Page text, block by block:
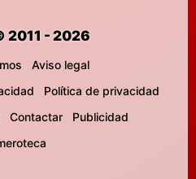
2011 - 2026
Aviso legal
Política de privacidad
Contactar
Publicidad